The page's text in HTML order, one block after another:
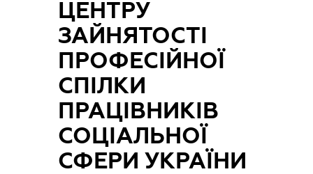
ЦЕНТРУ
ЗАЙНЯТОСТІ
ПРОФЕСІЙНОЇ
СПІЛКИ
ПРАЦІВНИКІВ
СОЦІАЛЬНОЇ
СФЕРИ УКРАЇНИ